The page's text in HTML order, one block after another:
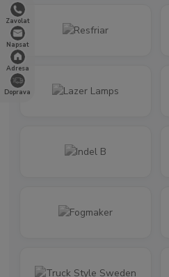
Zavolat
Napsat
Adresa
Doprava